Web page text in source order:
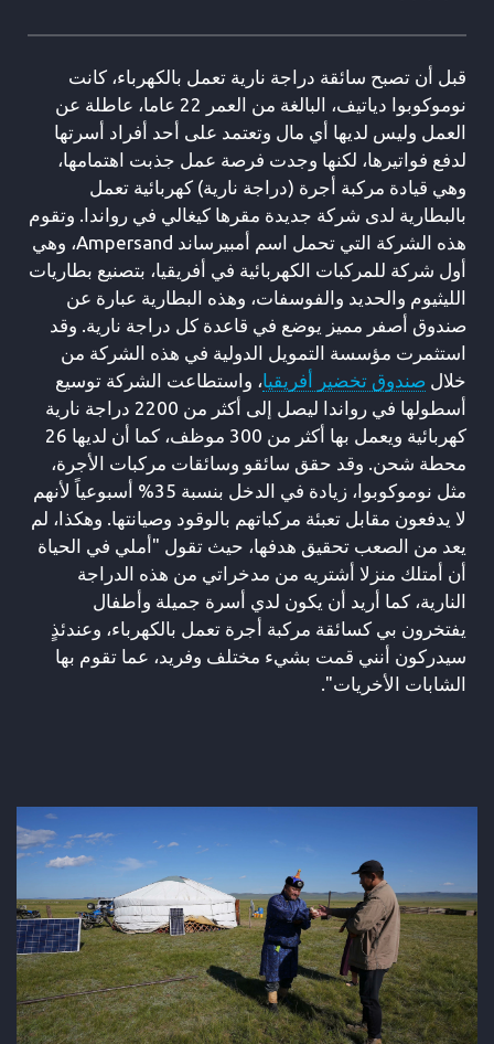
قبل أن تصبح سائقة دراجة نارية تعمل بالكهرباء، كانت
نوموكوبوا دياتيف، البالغة من العمر 22 عاما، عاطلة عن
العمل وليس لديها أي مال وتعتمد على أحد أفراد أسرتها
لدفع فواتيرها، لكنها وجدت فرصة عمل جذبت اهتمامها،
وهي قيادة مركبة أجرة (دراجة نارية) كهربائية تعمل
بالبطارية لدى شركة جديدة مقرها كيغالي في رواندا. وتقوم
هذه الشركة التي تحمل اسم أمبيرساند Ampersand، وهي
أول شركة للمركبات الكهربائية في أفريقيا، بتصنيع بطاريات
الليثيوم والحديد والفوسفات، وهذه البطارية عبارة عن
صندوق أصفر مميز يوضع في قاعدة كل دراجة نارية. وقد
استثمرت مؤسسة التمويل الدولية في هذه الشركة من
خلال صندوق تخضير أفريقيا، واستطاعت الشركة توسيع
أسطولها في رواندا ليصل إلى أكثر من 2200 دراجة نارية
كهربائية ويعمل بها أكثر من 300 موظف، كما أن لديها 26
محطة شحن. وقد حقق سائقو وسائقات مركبات الأجرة،
مثل نوموكوبوا، زيادة في الدخل بنسبة 35% أسبوعياً لأنهم
لا يدفعون مقابل تعبئة مركباتهم بالوقود وصيانتها. وهكذا، لم
يعد من الصعب تحقيق هدفها، حيث تقول "أملي في الحياة
أن أمتلك منزلا أشتريه من مدخراتي من هذه الدراجة
النارية، كما أريد أن يكون لدي أسرة جميلة وأطفال
يفتخرون بي كسائقة مركبة أجرة تعمل بالكهرباء، وعندئذٍ
سيدركون أنني قمت بشيء مختلف وفريد، عما تقوم بها
الشابات الأخريات".